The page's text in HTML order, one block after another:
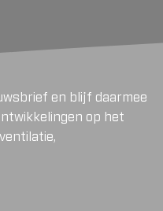
en blijf daarmee
op het